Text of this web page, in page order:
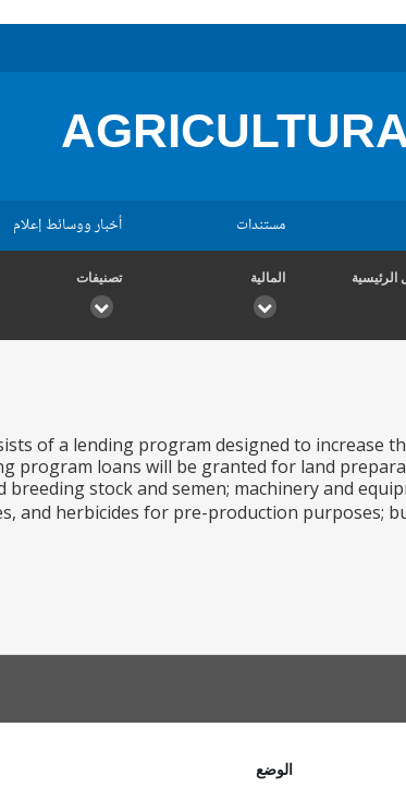
مستندات أخبار ووسائط إعلام
الرئيسية المالية تصنيفات
of a lending program designed to increase
program loans will be granted for land
stock and semen; machinery and
and herbicides for pre-production purposes;
الوضع